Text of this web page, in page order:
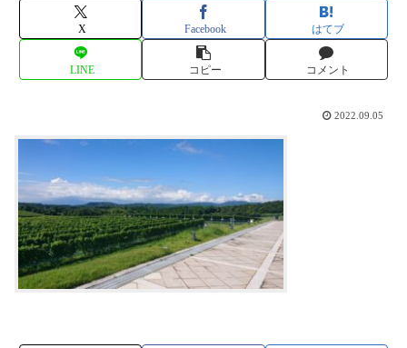
X Facebook はてブ
LINE コピー コメント
2022.09.05